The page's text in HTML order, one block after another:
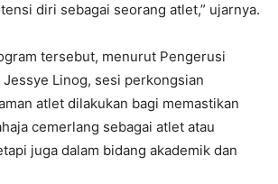
diri sebagai seorang atlet,” ujarnya.
tersebut, menurut Pengerusi
Jessye Linog, sesi perkongsian
atlet dilakukan bagi memastikan
cemerlang sebagai atlet atau
juga dalam bidang akademik dan